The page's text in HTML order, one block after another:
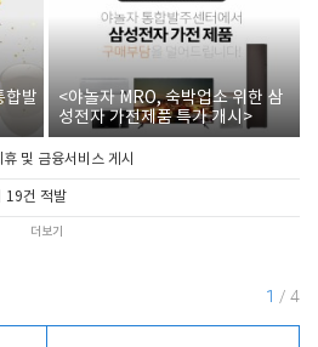
합발
<야놀자 MRO, 숙박업소 위한 삼
성전자 가전제품 특가 개시>
및 금융서비스 게시
19건 적발
더보기
1 / 4